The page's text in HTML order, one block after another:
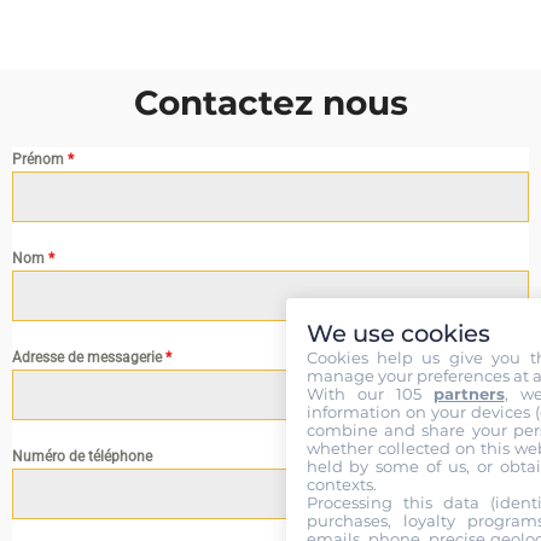
Contactez nous
Prénom *
Nom *
Adresse de messagerie*
Numéro de téléphone
We use cookies
Cookies help us give you
manage your preferences at
With our 105 partners,
information on your devices
combine and share your
whether collected on this
held by some of us, or
contexts.
Processing this data
purchases, loyalty